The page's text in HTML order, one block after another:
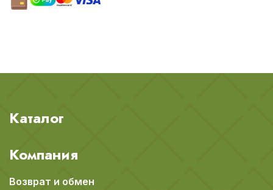
Каталог
Компания
Возврат и обмен